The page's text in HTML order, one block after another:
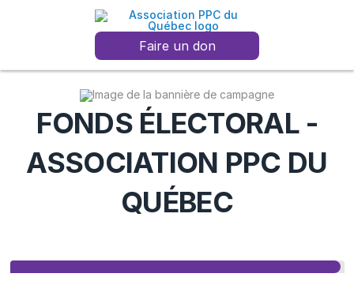
Faire un don
FONDS ÉLECTORAL -
ASSOCIATION PPC DU
QUÉBEC